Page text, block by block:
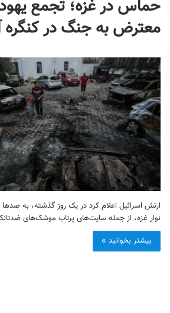
حماس در غزه؛ تجمع
معترض به جنگ در کنگره
ارتش اسرائیل اعلام کرد در یک روز گذشته، به
نوار غزه، از جمله سایت‌های پرتاب موشک‌های
بیشتر بخوانید »